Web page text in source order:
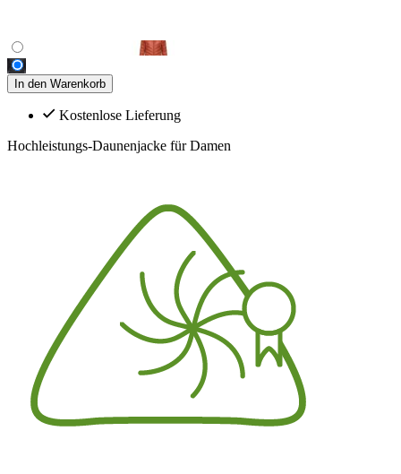
In den Warenkorb
Kostenlose Lieferung
Hochleistungs-Daunenjacke für Damen